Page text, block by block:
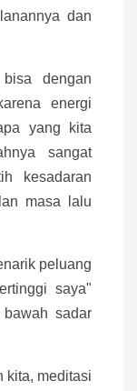
dan
dengan
energi
yang kita
sangat
kesadaran
masa lalu
peluang
saya"
sadar
kita, meditasi